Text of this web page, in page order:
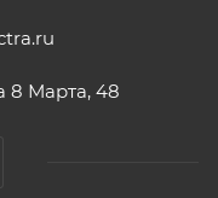
Марта, 48